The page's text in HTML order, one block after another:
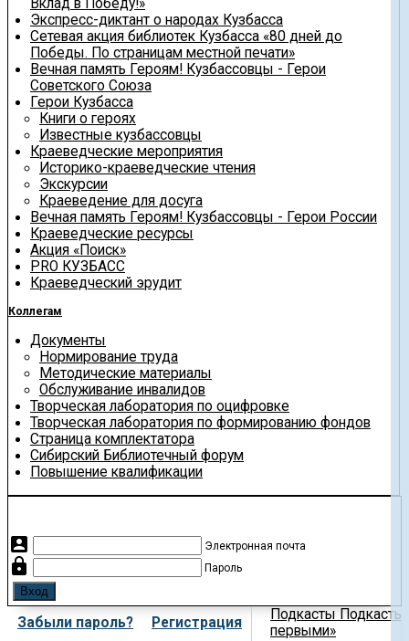
Экспресс-диктант о народах Кузбасса
Сетевая акция библиотек Кузбасса «80 дней до
Победы. По страницам местной печати»
Вечная память Героям! Кузбассовцы - Герои
Советского Союза
Герои Кузбасса
Книги о героях
Известные кузбассовцы
Краеведческие мероприятия
Историко-краеведческие чтения
Экскурсии
Краеведение для досуга
Вечная память Героям! Кузбассовцы - Герои России
Краеведческие ресурсы
Акция «Поиск»
PRO КУЗБАСС
Краеведческий эрудит
Коллегам
Документы
Нормирование труда
Методические материалы
Обслуживание инвалидов
Творческая лаборатория по оцифровке
Творческая лаборатория по формированию фондов
Страница комплектатора
Сибирский Библиотечный форум
Повышение квалификации
account_box Электронная почта
lock Пароль
Забыли пароль? Регистрация ПодкастыПодкасты
первыми»